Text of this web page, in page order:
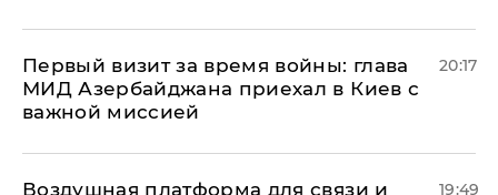
Первый визит за время войны: глава
МИД Азербайджана приехал в Киев с
важной миссией
20:17
Воздушная платформа для связи и 19:49